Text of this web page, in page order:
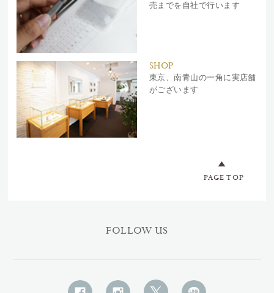
売までを自社で行います
SHOP
東京、南青山の一角に実店舗
がございます
PAGE TOP
FOLLOW US